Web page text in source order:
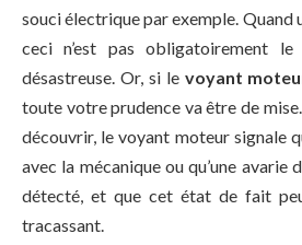
souci électrique par exemple. Quand
ceci n’est pas obligatoirement le
désastreuse. Or, si le voyant
toute votre prudence va être de
découvrir, le voyant moteur signale
avec la mécanique ou qu’une avarie
détecté, et que cet état de fait
tracassant.